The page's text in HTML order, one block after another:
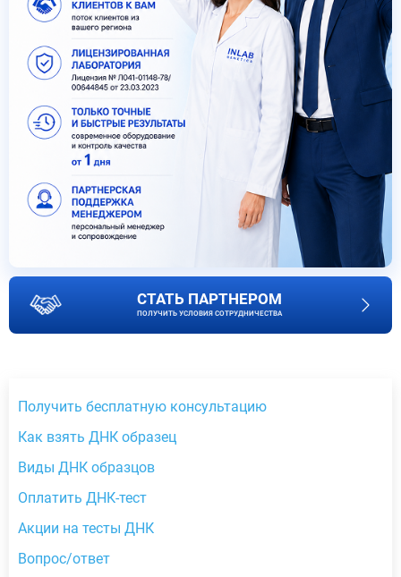
СТАТЬ ПАРТНЕРОМ
ПОЛУЧИТЬ УСЛОВИЯ СОТРУДНИЧЕСТВА
Получить бесплатную консультацию
Как взять ДНК образец
Виды ДНК образцов
Оплатить ДНК-тест
Акции на тесты ДНК
Вопрос/ответ